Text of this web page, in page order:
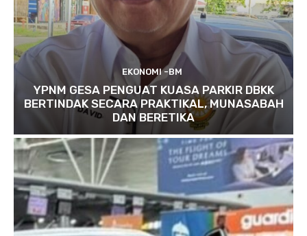
EKONOMI -BM
YPNM GESA PENGUAT KUASA PARKIR DBKK
BERTINDAK SECARA PRAKTIKAL, MUNASABAH
DAN BERETIKA